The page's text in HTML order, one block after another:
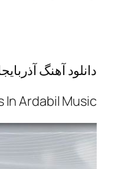
دانلود آهنگ
Ardabil Music